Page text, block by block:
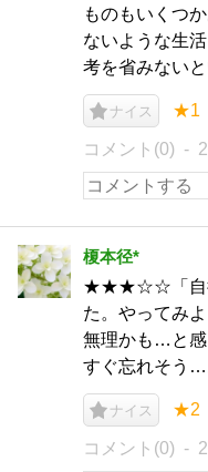
ものもいくつ
ないような生
考を省みない
ナイス ★1
コメント(0)
榎本径*
★★★☆☆「自律
た。やってみ
無理かも…と感
すぐ忘れそう…
ナイス ★2
コメント(0)